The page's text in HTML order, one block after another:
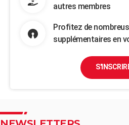
autres membres
Profitez de
supplémentaires en